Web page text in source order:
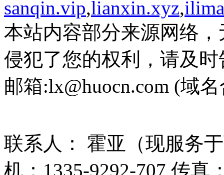
sanqin.vip,lianxin.xyz,
本站内容部分来源网络
侵犯了您的权利，请及
邮箱:lx@huocn.com (域
联系人： 霍亚（现服务
机：1335-9292-707 传真